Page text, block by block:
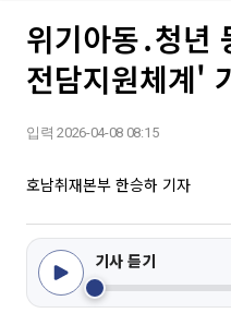
위기아동․청년
전담지원체계'
입력 2026-04-08 08:15
호남취재본부 한승하 기자
기사 듣기